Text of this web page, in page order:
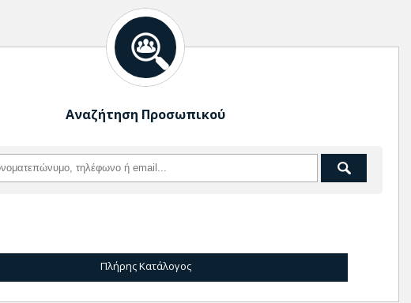
Αναζήτηση Προσωπικού
Πλήρης Κατάλογος